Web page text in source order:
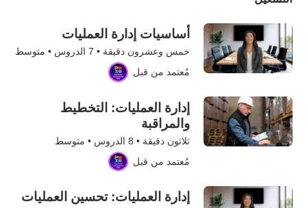
أساسيات إدارة العمليات
خمس وعشرون دقيقة • 7 الدروس • متوسط
مُعتمد من قبل
إدارة العمليات: التخطيط
والمراقبة
ثلاثون دقيقة • 8 الدروس • متوسط
مُعتمد من قبل
إدارة العمليات: تحسين العمليات